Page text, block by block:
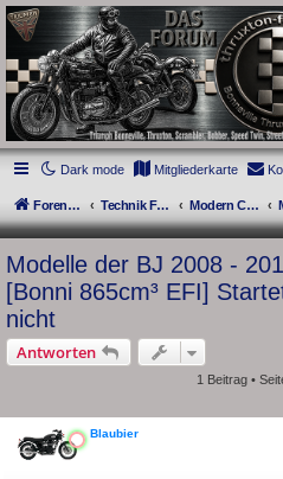
thruxton-
DAS FORUM! Alles rund um die Triumph
die New Bonneville Baureihen ab BJ
Scrambler, Bobber, Speed Twin, Street
und Speedmaster.
Dark mode
Mitgliederkarte
Foren-Übersicht Technik Forum Modern Classics - Baujahre 2001 bis 2015 [AC]
Modelle der BJ 2008 -
[Bonni 865cm³ EFI]
nicht
Antworten
1 Beitrag •
Blaubier